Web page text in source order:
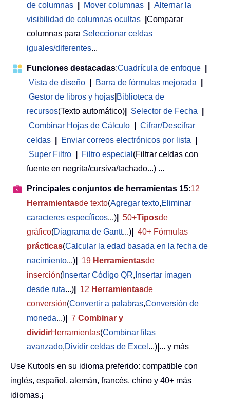
de columnas
Mover columnas
Alternar la
visibilidad de columnas ocultas
Comparar
columnas para Seleccionar celdas
iguales/diferentes...
Funciones destacadas:Cuadrícula de enfoque
Vista de diseño
Barra de fórmulas mejorada
Gestor de libros y hojas Biblioteca de
recursos(Texto automático) Selector de Fecha
Combinar Hojas de Cálculo
Cifrar/Descifrar
celdas
Enviar correos electrónicos por lista
Super Filtro
Filtro especial (Filtrar celdas con
fuente en negrita/cursiva/tachado...) ...
Principales conjuntos de herramientas 15:12
Herramientasde texto(Agregar texto,Eliminar
caracteres específicos...) 50+Tiposde
gráfico(Diagrama de Gantt...)
40+ Fórmulas
prácticas(Calcular la edad basada en la fecha de
nacimiento...) 19 Herramientasde
inserción( Insertar Código QR, Insertar imagen
desde ruta...) 12 Herramientasde
conversión(Convertir a palabras,Conversión de
moneda...) 7 Combinar y
dividirHerramientas(Combinar filas
avanzado,Dividir celdas de Excel ...) ... y más
Use Kutools en su idioma preferido: compatible con
inglés, español, alemán, francés, chino y 40+ más
idiomas.¡